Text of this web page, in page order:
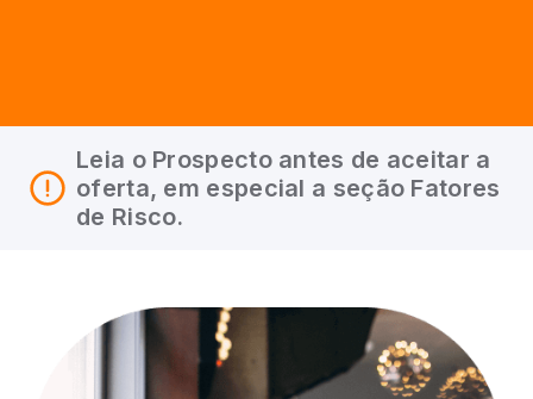
Leia o Prospecto antes de aceitar a
oferta, em especial a seção Fatores
de Risco.